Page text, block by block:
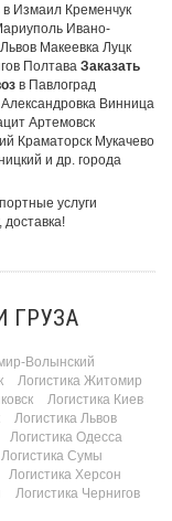
в Измаил Кременчук
Ивано-
Макеевка Луцк
Полтава Заказать
в Павлоград
Винница
Артемовск
Краматорск Мукачево
и др. города
услуги
ГРУЗА
Волынский
Логистика Житомир
Логистика Киев
Логистика Львов
Логистика Одесса
Логистика Сумы
Логистика Херсон
Логистика Чернигов